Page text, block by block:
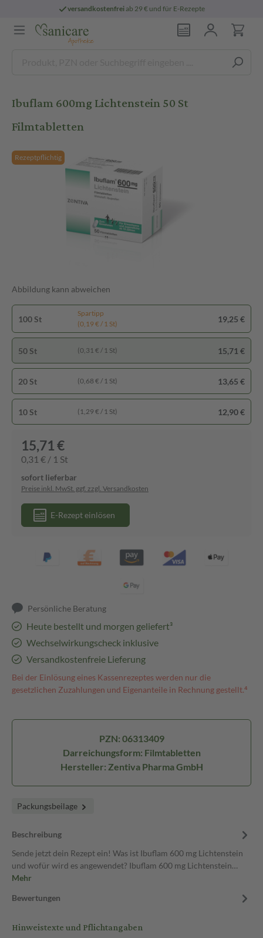
versandkostenfreiab 29 € und für E-Rezepte
Ibuflam 600mg Lichtenstein 50 St
Filmtabletten
Rezeptpflichtig
Abbildung kann abweichen
100 St
Spartipp
(0,19 € / 1 St)
19,25 €
50 St (0,31 € / 1 St) 15,71 €
20 St (0,68 € / 1 St) 13,65 €
10 St (1,29 € / 1 St) 12,90 €
15,71 €
0,31 € / 1 St
sofort lieferbar
Preise inkl. MwSt. ggf. zzgl. Versandkosten
E-Rezept einlösen
Persönliche Beratung
Heute bestellt und morgen geliefert³
Wechselwirkungscheck inklusive
Versandkostenfreie Lieferung
Bei der Einlösung eines Kassenrezeptes werden nur die
gesetzlichen Zuzahlungen und Eigenanteile in Rechnung gestellt.⁴
PZN: 06313409
Darreichungsform: Filmtabletten
Hersteller: Zentiva Pharma GmbH
Packungsbeilage
Beschreibung
Sende jetzt dein Rezept ein! Was ist Ibuflam 600 mg Lichtenstein
und wofür wird es angewendet? Ibuflam 600 mg Lichtenstein…
Mehr
Bewertungen
Hinweistexte und Pflichtangaben